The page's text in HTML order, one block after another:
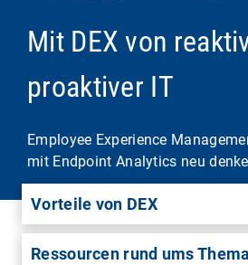
Mit DEX von
proaktiver IT
Employee Experience
mit Endpoint Analytics neu
Vorteile von DEX
Ressourcen rund ums